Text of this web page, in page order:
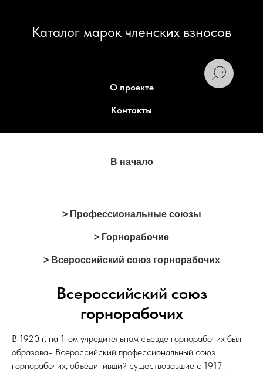
Каталог марок членских взносов
О проекте
Контакты
В начало
> Профессиональные союзы
> Горнорабочие
> Всероссийский союз горнорабочих
Всероссийский союз
горнорабочих
В 1920 г. на 1-ом учредительном съезде горнорабочих был
образован Всероссийский профессиональный союз
горнорабочих, объединивший существовавшие с 1917 г.